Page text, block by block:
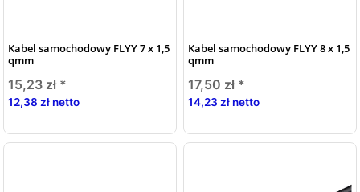
Kabel samochodowy FLYY 7 x 1,5
qmm
15,23 zł *
12,38 zł netto
Kabel samochodowy FLYY 8 x 1,5
qmm
17,50 zł *
14,23 zł netto